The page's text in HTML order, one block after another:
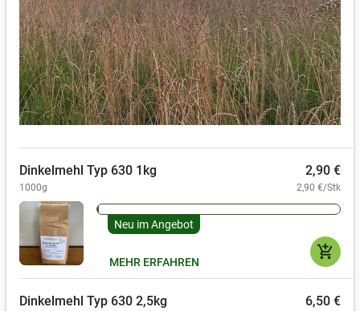
Dinkelmehl Typ 630 1kg 2,90 €
1000g 2,90 €/Stk
Neu im Angebot
add_shopping_cart
MEHR ERFAHREN
Dinkelmehl Typ 630 2,5kg 6,50 €